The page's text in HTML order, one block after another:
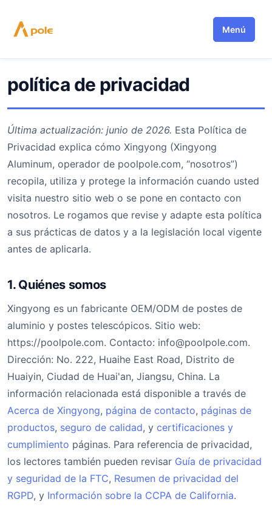
contenido
Menú
política de privacidad
Última actualización: junio de 2026. Esta Política de
Privacidad explica cómo Xingyong (Xingyong
Aluminum, operador de poolpole.com, “nosotros”)
recopila, utiliza y protege la información cuando usted
visita nuestro sitio web o se pone en contacto con
nosotros. Le rogamos que revise y adapte esta política
a sus prácticas de datos y a la legislación local vigente
antes de aplicarla.
1. Quiénes somos
Xingyong es un fabricante OEM/ODM de postes de
aluminio y postes telescópicos. Sitio web:
https://poolpole.com. Contacto: info@poolpole.com.
Dirección: No. 222, Huaihe East Road, Distrito de
Huaiyin, Ciudad de Huai'an, Jiangsu, China. La
información relacionada está disponible a través de
Acerca de Xingyong, página de contacto, páginas de
productos, seguro de calidad, y certificaciones y
cumplimiento páginas. Para referencia de privacidad,
los lectores también pueden revisar Guía de privacidad
y seguridad de la FTC, Resumen de privacidad del
RGPD, y Información sobre la CCPA de California.